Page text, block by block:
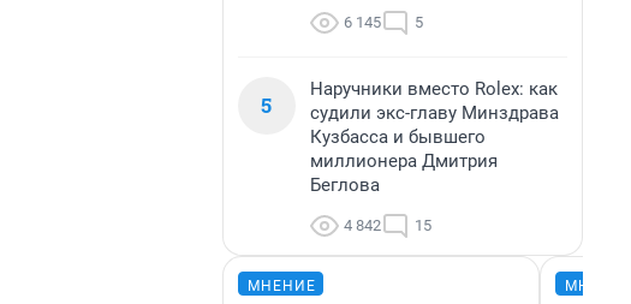
6 145 5
5
Наручники вместо Rolex: как
судили экс-главу Минздрава
Кузбасса и бывшего
миллионера Дмитрия
Беглова
4 842 15
МНЕНИЕ